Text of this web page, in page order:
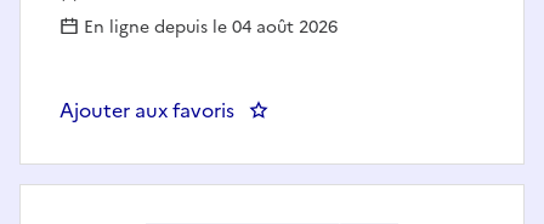
En ligne depuis le 04 août 2026
Ajouter aux favoris : Agent des interventions